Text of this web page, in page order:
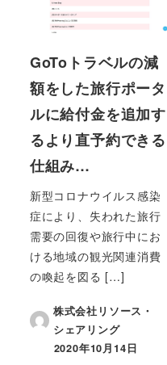
GoToトラベルの減
額をした旅行ポータ
ルに給付金を追加す
るより直予約できる
仕組み…
新型コロナウイルス感染
症により、失われた旅行
需要の回復や旅行中にお
ける地域の観光関連消費
の喚起を図る […]
株式会社リソース・
シェアリング
投稿日
2020年10月14日